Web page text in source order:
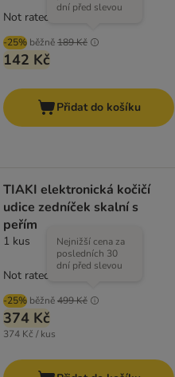
-25% běžně189 Kč
dní před slevou
142 Kč
Not rated
Přidat do košíku
TIAKI elektronická kočičí
udice zedníček skalní s
peřím
1 kus
-25% běžně499 Kč
Nejnižší cena za
posledních 30
dní před slevou
374 Kč
374 Kč / kus
Not rated